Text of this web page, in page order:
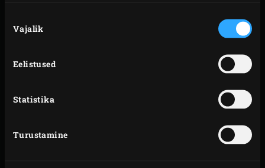
valik
Vajalik
Eelistused
Statistika
Turustamine
pinnale.